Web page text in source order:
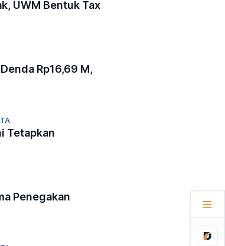
UWM Bentuk Tax
Rp16,69 M,
Tetapkan
Penegakan